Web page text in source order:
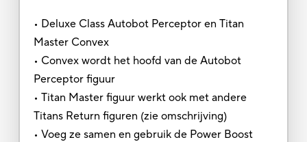
• Deluxe Class Autobot Perceptor en Titan
Master Convex
• Convex wordt het hoofd van de Autobot
Perceptor figuur
• Titan Master figuur werkt ook met andere
Titans Return figuren (zie omschrijving)
• Voeg ze samen en gebruik de Power Boost